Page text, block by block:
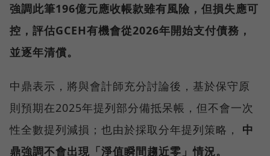
強調此筆196億元應收帳款雖有風險，但損失應可
控，評估GCEH有機會從2026年開始支付債務，
並逐年清償。
中鼎表示，將與會計師充分討論後，基於保守原
則預期在2025年提列部分備抵呆帳，但不會一次
性全數提列減損；也由於採取分年提列策略， 中
鼎強調不會出現「淨值瞬間趨近零」情況。